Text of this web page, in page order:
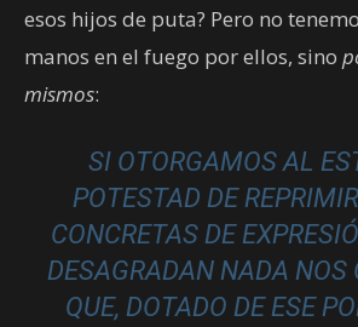
esos hijos de puta? Pero no
manos en el fuego por ellos, sino
mismos:
SI OTORGAMOS AL
POTESTAD DE
CONCRETAS DE
DESAGRADAN NADA NOS
QUE, DOTADO DE ESE